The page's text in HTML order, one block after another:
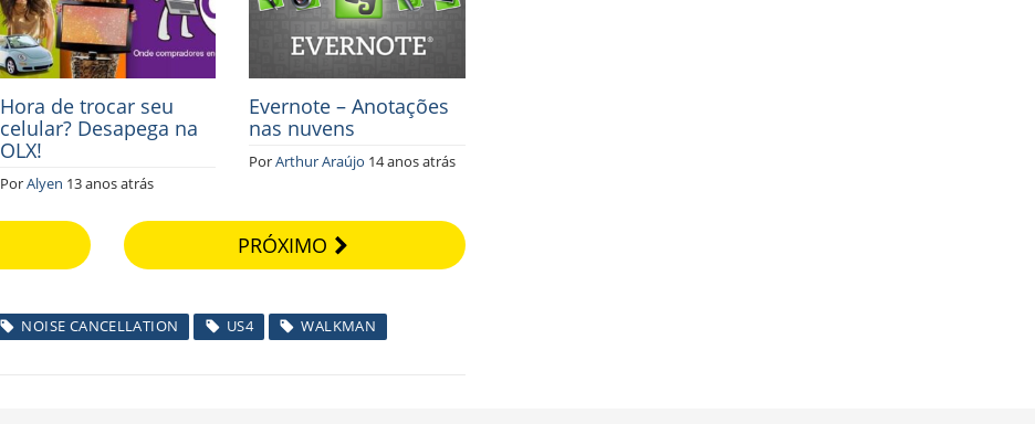
Hora de trocar seu
celular? Desapega na
OLX!
PorAlyen 13 anos atrás
Evernote – Anotações
nas nuvens
PorArthur Araújo 14 anos atrás
PRÓXIMO
NOISE CANCELLATION US4 WALKMAN